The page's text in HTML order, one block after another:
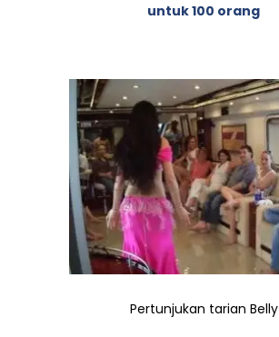
untuk 100 orang
Pertunjukan tarian Belly